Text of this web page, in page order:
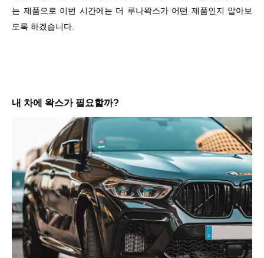
는 제품으로 이번 시간에는 더 루나왁스가 어떤 제품인지 알아보
도록 하겠습니다.
내 차에 왁스가 필요할까?